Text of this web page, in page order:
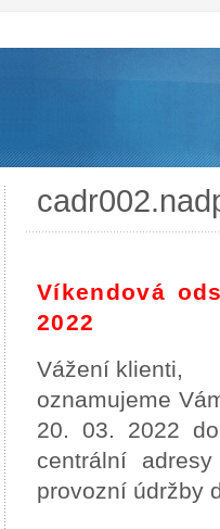
Víkendová
2022
Vážení klienti,
oznamujeme
20. 03. 2022
centrální
provozní údržby